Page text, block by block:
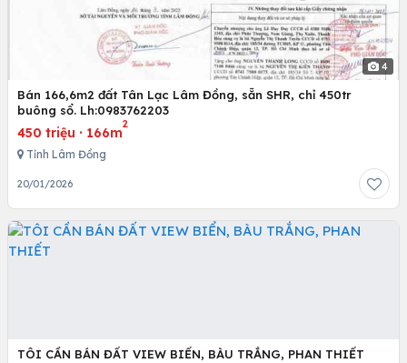
4
Bán 166,6m2 đất Tân Lạc Lâm Đồng, sẵn SHR, chỉ 450tr
buông sổ. Lh:0983762203
450 triệu · 166m
2
Tỉnh Lâm Đồng
20/01/2026
TÔI CẦN BÁN ĐẤT VIEW BIỂN, BÀU TRẮNG, PHAN THIẾT